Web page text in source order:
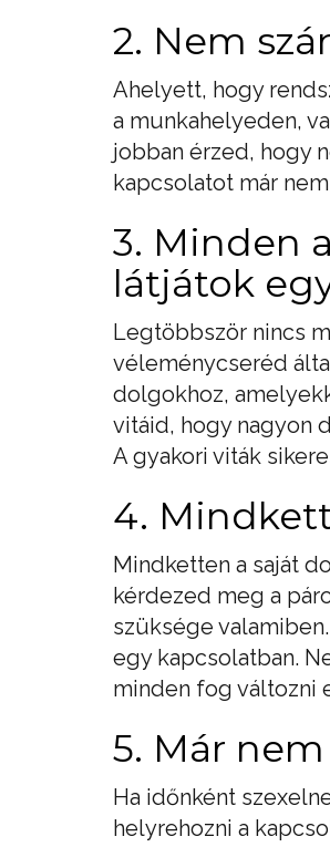
2. Nem
Ahelyett, hogy
a munkahelyeden,
jobban érzed, hogy
kapcsolatot már
3. Minden
látjátok
Legtöbbször nincs
véleménycseréd
dolgokhoz,
vitáid, hogy nagyon
A gyakori viták
4.
Mindketten a saját
kérdezed meg a
szüksége
egy kapcsolatban.
minden fog változni
5. Már
Ha időnként
helyrehozni a